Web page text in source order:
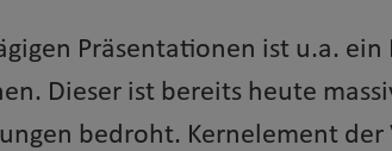
Präsentationen ist u.a. ein
Dieser ist bereits heute
bedroht. Kernelement